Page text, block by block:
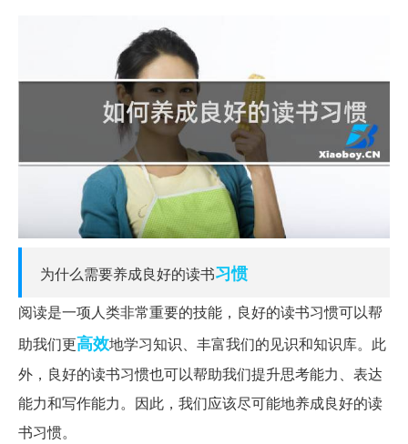
为什么需要养成良好的读书习惯
阅读是一项人类非常重要的技能，良好的读书习惯可以帮
助我们更高效地学习知识、丰富我们的见识和知识库。此
外，良好的读书习惯也可以帮助我们提升思考能力、表达
能力和写作能力。因此，我们应该尽可能地养成良好的读
书习惯。